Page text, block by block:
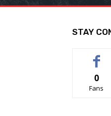
STAY
0
Fans